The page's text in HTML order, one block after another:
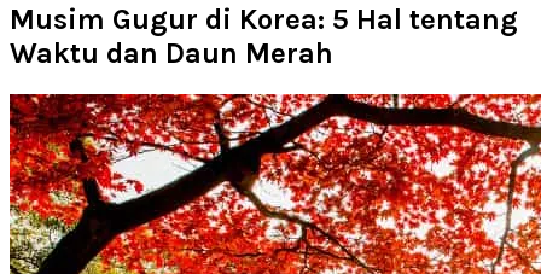
Musim Gugur di Korea: 5 Hal tentang
Waktu dan Daun Merah